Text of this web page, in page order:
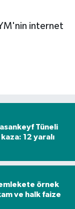
internet
Tüneli
12 yaralı
örnek
ve halk faize